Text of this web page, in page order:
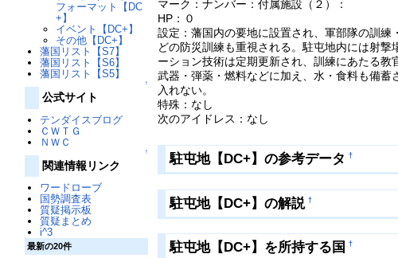
マーク：ナンバー：付属施設（２）：
HP：０
設定：藩国内の要地に設置され、軍部隊の訓
どの防災訓練も重視される。駐屯地内には射
ーション技術は定期更新され、訓練にあたる教
武器・弾薬・燃料などに加え、水・食料も備
入れない。
特殊：なし
次のアイドレス：なし
駐屯地【DC+】の参考データ †
駐屯地【DC+】の解説 †
駐屯地【DC+】を所持する国 †
フォーマット【DC
+】
イベント【DC+】
その他【DC+】
藩国リスト【S7】
藩国リスト【S6】
藩国リスト【S5】
↑
公式サイト
テンダイスブログ
ＣＷＴＧ
ＮＷＣ
↑
関連情報リンク
ワードローブ
国勢調査表
質疑掲示板
質疑まとめ
i^3
最新の20件